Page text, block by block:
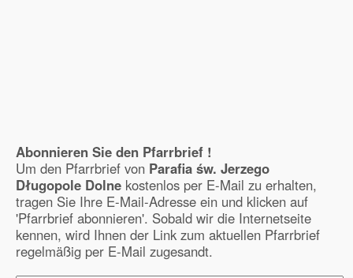
Abonnieren Sie den Pfarrbrief !
Um den Pfarrbrief von Parafia św. Jerzego
Długopole Dolne kostenlos per E-Mail zu erhalten,
tragen Sie Ihre E-Mail-Adresse ein und klicken auf
'Pfarrbrief abonnieren'. Sobald wir die Internetseite
kennen, wird Ihnen der Link zum aktuellen Pfarrbrief
regelmäßig per E-Mail zugesandt.